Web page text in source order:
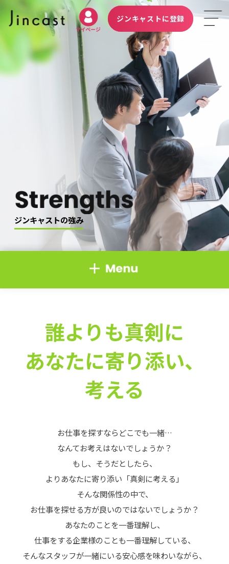
ジンキャストに登録
ジンキャストの強み
誰よりも真剣に
あなたに寄り添い、
考える
お仕事を探すならどこでも一緒…
なんてお考えはないでしょうか？
もし、そうだとしたら、
よりあなたに寄り添い「真剣に考える」
そんな関係性の中で、
お仕事を探せる方が良いのではないでしょうか？
あなたのことを一番理解し、
仕事をする企業様のことも一番理解している、
そんなスタッフが一緒にいる安心感を味わいながら、